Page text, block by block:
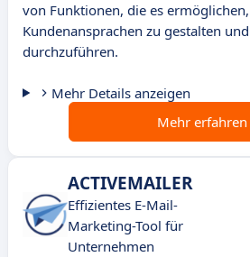
von Funktionen, die es
Kundenansprachen zu gestalten
durchzuführen.
Mehr Details anzeigen
Mehr erfahren
ACTIVEMAILER
Effizientes E-Mail-
Marketing-Tool für
Unternehmen